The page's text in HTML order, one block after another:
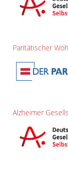
Paritätischer
Alzheimer